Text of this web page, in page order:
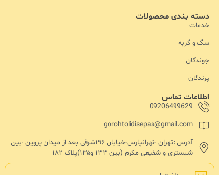
اطلاعات تماس
09206499629
gorohtolidisepas@gmail.com
آدرس :تهران -تهرانپارس-خیابان ۱۹۶شرقی بعد از میدان پروین -بین
شبستری و شفیعی مکرم (بین ۱۳۳ و۱۳۵)پلاک ۱۸۲
دسته بندی محصولات
خدمات
سگ و گربه
جوندگان
پرندگان